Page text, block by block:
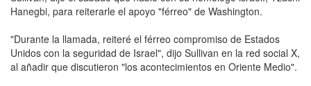
Hanegbi, para reiterarle el apoyo "férreo" de Washington.
"Durante la llamada, reiteré el férreo compromiso de Estados
Unidos con la seguridad de Israel", dijo Sullivan en la red social X,
al añadir que discutieron "los acontecimientos en Oriente Medio".